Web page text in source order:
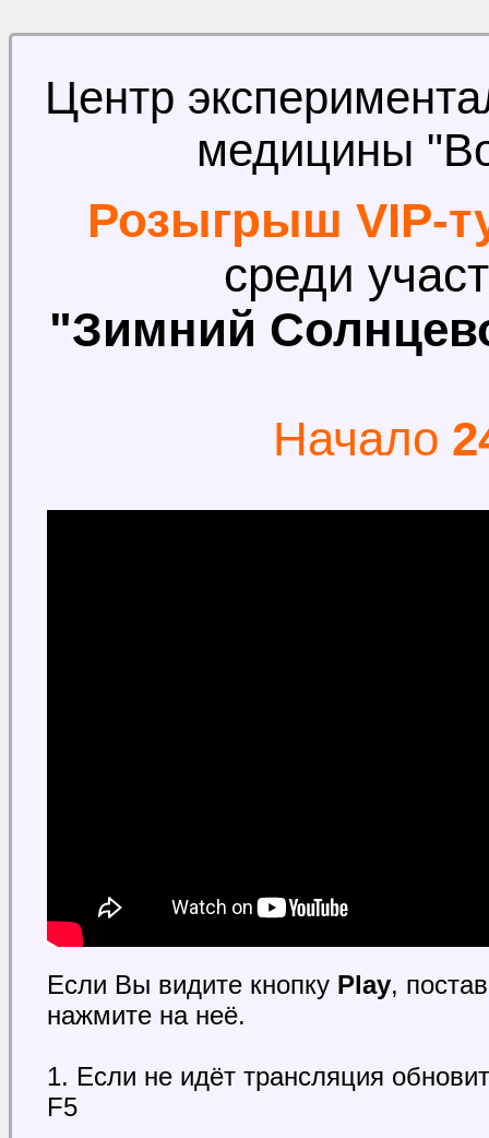
Центр
медицины
Розыгрыш VIP-
среди
"Зимний
Начало
Если Вы видите кнопку Play,
нажмите на неё.
1. Если не идёт трансляция
F5